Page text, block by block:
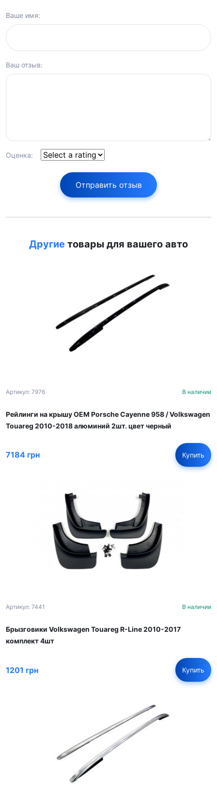
Ваше имя:
Ваш отзыв:
Оценка:
Отправить отзыв
Другие товары для вашего авто
Артикул: 7976 В наличии
Рейлинги на крышу OEM Porsche Cayenne 958 / Volkswagen
Touareg 2010-2018 алюминий 2шт. цвет черный
7184 грн Купить
Артикул: 7441 В наличии
Брызговики Volkswagen Touareg R-Line 2010-2017
комплект 4шт
1201 грн Купить